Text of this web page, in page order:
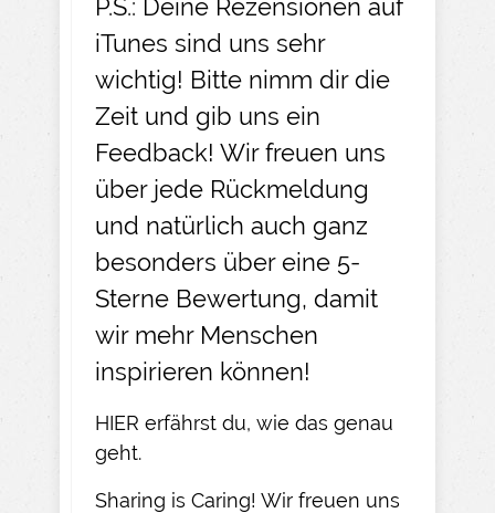
P.S.: Deine Rezensionen auf
iTunes sind uns sehr
wichtig! Bitte nimm dir die
Zeit und gib uns ein
Feedback! Wir freuen uns
über jede Rückmeldung
und natürlich auch ganz
besonders über eine 5-
Sterne Bewertung, damit
wir mehr Menschen
inspirieren können!
HIER erfährst du, wie das genau
geht.​
Sharing is Caring! Wir freuen uns